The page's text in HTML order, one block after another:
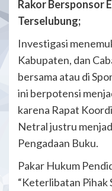
Rakor Bersponsor
Terselubung;
Investigasi
Kabupaten, dan
bersama atau di
ini berpotensi
karena Rapat
Netral justru
Pengadaan Buku.
Pakar Hukum
“Keterlibatan Pihak